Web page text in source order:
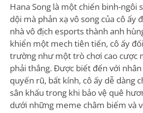
Hana Song là một chiến binh-ngôi
dội mà phản xạ vô song của cô ấy
nhà vô địch esports thành anh
khiển một mech tiên tiến, cô ấy
trường như một trò chơi cao cược
phải thắng. Được biết đến với
quyến rũ, bất kính, cô ấy dễ dàng
sân khấu trong khi bảo vệ quê
dưới những meme châm biếm và